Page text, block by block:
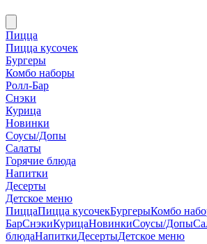
Пицца
Пицца кусочек
Бургеры
Комбо наборы
Ролл-Бар
Снэки
Курица
Новинки
Соусы/Допы
Салаты
Горячие блюда
Напитки
Десерты
Детское меню
ПиццаПицца кусочекБургерыКомбо
БарСнэкиКурицаНовинкиСоусы/Допы
блюдаНапиткиДесертыДетское меню